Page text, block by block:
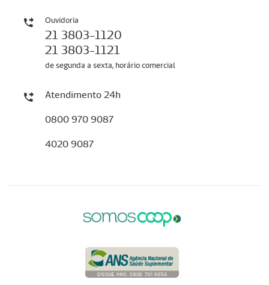
Ouvidoria
21 3803-1120
21 3803-1121
de segunda a sexta, horário comercial
Atendimento 24h
0800 970 9087
4020 9087